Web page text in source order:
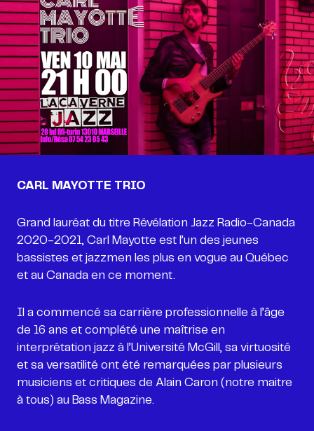
CARL MAYOTTE TRIO
Grand lauréat du titre Révélation Jazz Radio-Canada
2020-2021, Carl Mayotte est l’un des jeunes
bassistes et jazzmen les plus en vogue au Québec
et au Canada en ce moment.
Il a commencé sa carrière professionnelle à l’âge
de 16 ans et complété une maîtrise en
interprétation jazz à l’Université McGill, sa virtuosité
et sa versatilité ont été remarquées par plusieurs
musiciens et critiques de Alain Caron (notre maitre
à tous) au Bass Magazine.